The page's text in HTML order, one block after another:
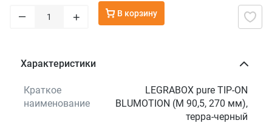
– + В корзину
Характеристики
Краткое
наименование
LEGRABOX pure TIP-ON
BLUMOTION (M 90,5, 270 мм),
терра-черный